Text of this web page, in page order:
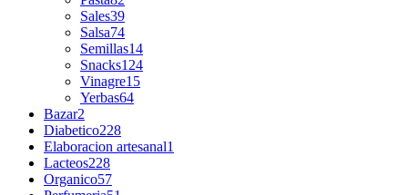
Sales39
Salsa74
Semillas14
Snacks124
Vinagre15
Yerbas64
Bazar2
Diabetico228
Elaboracion artesanal1
Lacteos228
Organico57